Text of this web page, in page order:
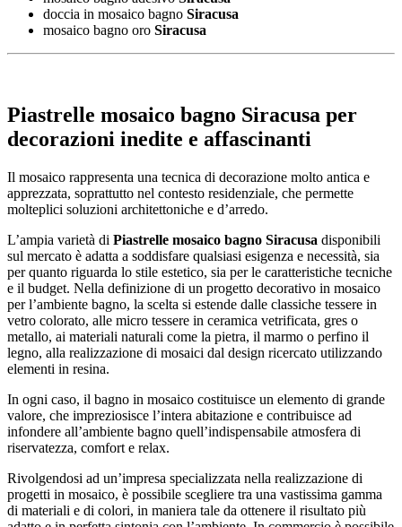
doccia in mosaico bagno Siracusa
mosaico bagno oro Siracusa
Piastrelle mosaico bagno Siracusa per
decorazioni inedite e affascinanti
Il mosaico rappresenta una tecnica di decorazione molto antica e
apprezzata, soprattutto nel contesto residenziale, che permette
molteplici soluzioni architettoniche e d’arredo.
L’ampia varietà di Piastrelle mosaico bagno Siracusa disponibili
sul mercato è adatta a soddisfare qualsiasi esigenza e necessità, sia
per quanto riguarda lo stile estetico, sia per le caratteristiche tecniche
e il budget. Nella definizione di un progetto decorativo in mosaico
per l’ambiente bagno, la scelta si estende dalle classiche tessere in
vetro colorato, alle micro tessere in ceramica vetrificata, gres o
metallo, ai materiali naturali come la pietra, il marmo o perfino il
legno, alla realizzazione di mosaici dal design ricercato utilizzando
elementi in resina.
In ogni caso, il bagno in mosaico costituisce un elemento di grande
valore, che impreziosisce l’intera abitazione e contribuisce ad
infondere all’ambiente bagno quell’indispensabile atmosfera di
riservatezza, comfort e relax.
Rivolgendosi ad un’impresa specializzata nella realizzazione di
progetti in mosaico, è possibile scegliere tra una vastissima gamma
di materiali e di colori, in maniera tale da ottenere il risultato più